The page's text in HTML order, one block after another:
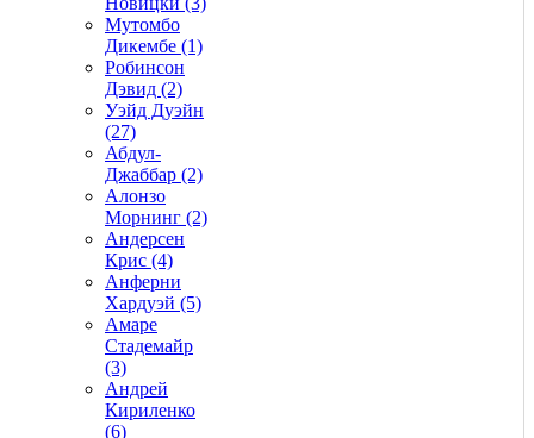
Мутомбо
Дикембе (1)
Робинсон
Дэвид (2)
Уэйд Дуэйн
(27)
Абдул-
Джаббар (2)
Алонзо
Морнинг (2)
Андерсен
Крис (4)
Анферни
Xардуэй (5)
Амаре
Стадемайр
(3)
Андрей
Кириленко
(6)